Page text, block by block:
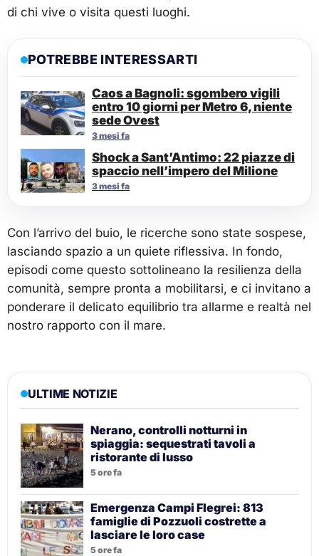
di chi vive o visita questi luoghi.
POTREBBE INTERESSARTI
Caos a Bagnoli: sgombero vigili
entro 10 giorni per Metro 6, niente
sede Ovest
3 mesi fa
Shock a Sant’Antimo: 22 piazze di
spaccio nell’impero del Milione
3 mesi fa
Con l’arrivo del buio, le ricerche sono state sospese,
lasciando spazio a un quiete riflessiva. In fondo,
episodi come questo sottolineano la resilienza della
comunità, sempre pronta a mobilitarsi, e ci invitano a
ponderare il delicato equilibrio tra allarme e realtà nel
nostro rapporto con il mare.
ULTIME NOTIZIE
Nerano, controlli notturni in
spiaggia: sequestrati tavoli a
ristorante di lusso
5 ore fa
Emergenza Campi Flegrei: 813
famiglie di Pozzuoli costrette a
lasciare le loro case
5 ore fa